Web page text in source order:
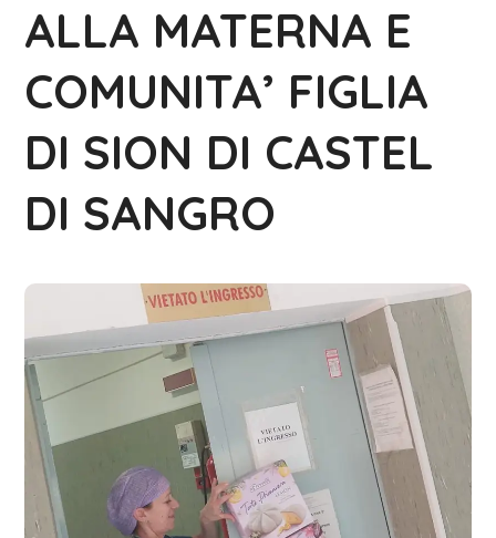
ALLA MATERNA E
COMUNITA’ FIGLIA
DI SION DI CASTEL
DI SANGRO